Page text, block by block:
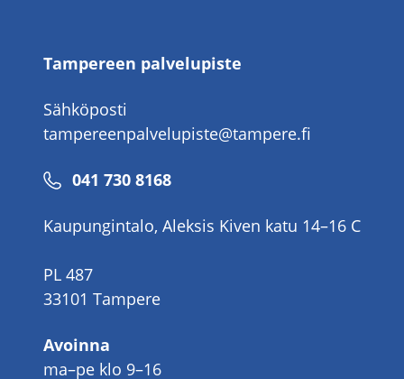
Tampereen palvelupiste
Sähköposti
tampereenpalvelupiste@tampere.fi
Puhelinnumero
041 730 8168
Kaupungintalo, Aleksis Kiven katu 14–16 C
PL 487
33101 Tampere
Avoinna
ma–pe klo 9–16